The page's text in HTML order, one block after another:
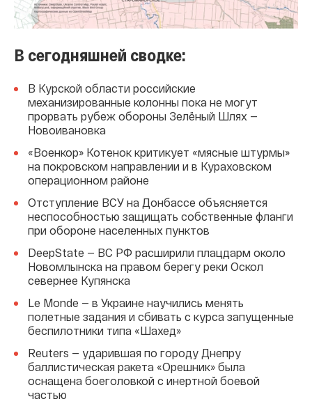
В сегодняшней сводке:
В Курской области российские
механизированные колонны пока не могут
прорвать рубеж обороны Зелёный Шлях —
Новоивановка
«Военкор» Котенок критикует «мясные штурмы»
на покровском направлении и в Кураховском
операционном районе
Отступление ВСУ на Донбассе объясняется
неспособностью защищать собственные фланги
при обороне населенных пунктов
DeepState — ВС РФ расширили плацдарм около
Новомлынска на правом берегу реки Оскол
севернее Купянска
Le Monde — в Украине научились менять
полетные задания и сбивать с курса запущенные
беспилотники типа «Шахед»
Reuters — ударившая по городу Днепру
баллистическая ракета «Орешник» была
оснащена боеголовкой с инертной боевой
частью